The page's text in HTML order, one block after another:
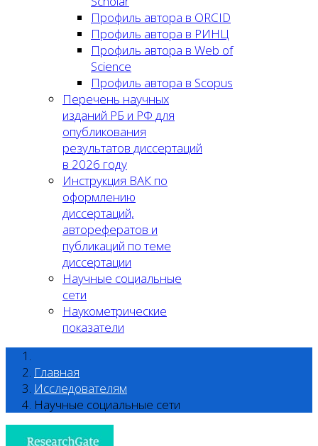
Профиль автора в ORCID
Профиль автора в РИНЦ
Профиль автора в Web of
Science
Профиль автора в Scopus
Перечень научных
изданий РБ и РФ для
опубликования
результатов диссертаций
в 2026 году
Инструкция ВАК по
оформлению
диссертаций,
авторефератов и
публикаций по теме
диссертации
Научные социальные
сети
Наукометрические
показатели
Главная
Исследователям
Научные социальные сети